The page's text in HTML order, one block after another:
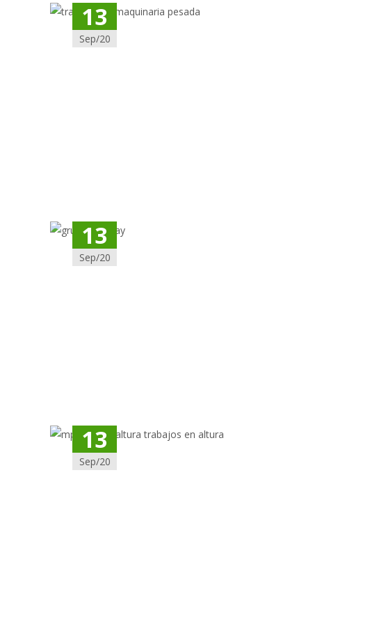
13
Sep/20
13
Sep/20
13
Sep/20